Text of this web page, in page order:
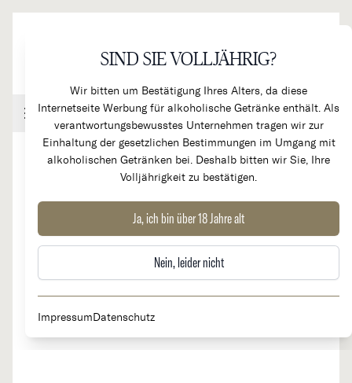
SIND SIE VOLLJÄHRIG?
Wir bitten um Bestätigung Ihres Alters, da diese
Internetseite Werbung für alkoholische Getränke enthält. Als
verantwortungsbewusstes Unternehmen tragen wir zur
Einhaltung der gesetzlichen Bestimmungen im Umgang mit
alkoholischen Getränken bei. Deshalb bitten wir Sie, Ihre
Volljährigkeit zu bestätigen.
Ja, ich bin über 18 Jahre alt
Nein, leider nicht
ImpressumDatenschutz
Handel & Gastronomie Kundenkonto Warenkorb
Verdelho 10 Years Old Madeira
D.O.C.